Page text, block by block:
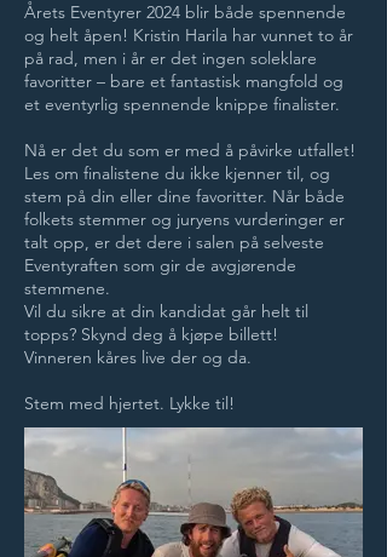
Årets Eventyrer 2024 blir både spennende
og helt åpen! Kristin Harila har vunnet to år
på rad, men i år er det ingen soleklare
favoritter – bare et fantastisk mangfold og
et eventyrlig spennende knippe finalister.
Nå er det du som er med å påvirke utfallet!
Les om finalistene du ikke kjenner til, og
stem på din eller dine favoritter. Når både
folkets stemmer og juryens vurderinger er
talt opp, er det dere i salen på selveste
Eventyraften som gir de avgjørende
stemmene.
Vil du sikre at din kandidat går helt til
topps? Skynd deg å kjøpe billett!
Vinneren kåres live der og da.
Stem med hjertet. Lykke til!